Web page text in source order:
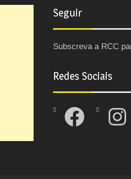
Seguir
Subscreva a RCC
Redes Sociais
Facebook